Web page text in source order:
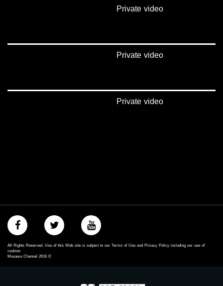
Private video
Private video
Private video
All Rights Reserved. Use of this Web site is subject to our Terms of Use and Privacy Policy including our use of
cookies
©
2016